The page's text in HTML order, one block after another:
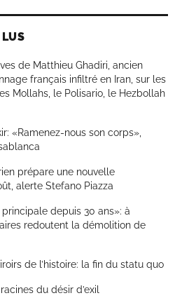
de Matthieu Ghadiri, ancien
français infiltré en Iran, sur les
Mollahs, le Polisario, le Hezbollah
«Ramenez-nous son corps»,
prépare une nouvelle
alerte Stefano Piazza
principale depuis 30 ans»: à
redoutent la démolition de
de l’histoire: la fin du statu quo
du désir d’exil